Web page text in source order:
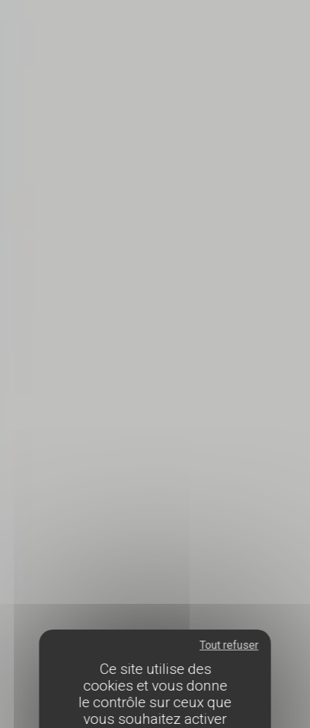
Ce site utilise des
cookies et vous donne
le contrôle sur ceux que
vous souhaitez activer
Tout refuser